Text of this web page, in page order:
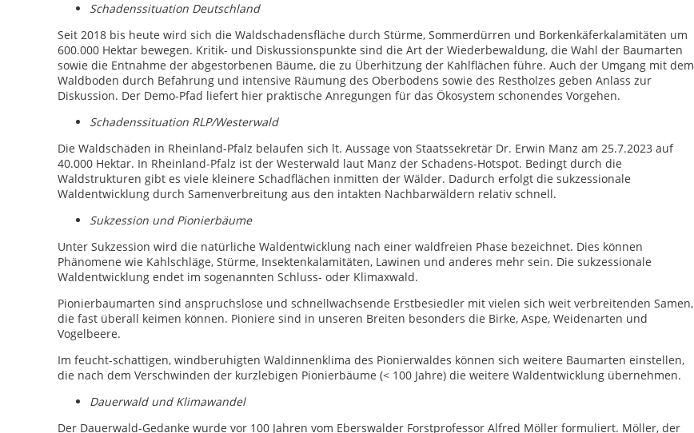
Schadenssituation Deutschland
Seit 2018 bis heute wird sich die Waldschadensfläche durch Stürme, Sommerdürren und Borkenkäferkalamitäten um
600.000 Hektar bewegen. Kritik- und Diskussionspunkte sind die Art der Wiederbewaldung, die Wahl der Baumarten
sowie die Entnahme der abgestorbenen Bäume, die zu Überhitzung der Kahlflächen führe. Auch der Umgang mit dem
Waldboden durch Befahrung und intensive Räumung des Oberbodens sowie des Restholzes geben Anlass zur
Diskussion. Der Demo-Pfad liefert hier praktische Anregungen für das Ökosystem schonendes Vorgehen.
Schadenssituation RLP/Westerwald
Die Waldschäden in Rheinland-Pfalz belaufen sich lt. Aussage von Staatssekretär Dr. Erwin Manz am 25.7.2023 auf
40.000 Hektar. In Rheinland-Pfalz ist der Westerwald laut Manz der Schadens-Hotspot. Bedingt durch die
Waldstrukturen gibt es viele kleinere Schadflächen inmitten der Wälder. Dadurch erfolgt die sukzessionale
Waldentwicklung durch Samenverbreitung aus den intakten Nachbarwäldern relativ schnell.
Sukzession und Pionierbäume
Unter Sukzession wird die natürliche Waldentwicklung nach einer waldfreien Phase bezeichnet. Dies können
Phänomene wie Kahlschläge, Stürme, Insektenkalamitäten, Lawinen und anderes mehr sein. Die sukzessionale
Waldentwicklung endet im sogenannten Schluss- oder Klimaxwald.
Pionierbaumarten sind anspruchslose und schnellwachsende Erstbesiedler mit vielen sich weit verbreitenden Samen,
die fast überall keimen können. Pioniere sind in unseren Breiten besonders die Birke, Aspe, Weidenarten und
Vogelbeere.
Im feucht-schattigen, windberuhigten Waldinnenklima des Pionierwaldes können sich weitere Baumarten einstellen,
die nach dem Verschwinden der kurzlebigen Pionierbäume (< 100 Jahre) die weitere Waldentwicklung übernehmen.
Dauerwald und Klimawandel
Der Dauerwald-Gedanke wurde vor 100 Jahren vom Eberswalder Forstprofessor Alfred Möller formuliert. Möller, der